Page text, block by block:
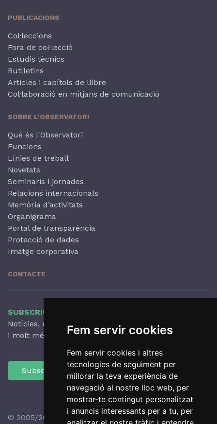
Fem servir cookies
Fem servir cookies i altres
tecnologies de seguiment per
millorar la teva experiència de
navegació al nostre lloc web, per
mostrar-te contingut personalitzat
i anuncis interessants per a tu, per
PUBLICACIONS
Col·leccions
Fora de col·lecció
Estudis tècnics
Butlletins
Articles i capítols de llibre
Col·laboració en mitjans de comunicació
SOBRE L'OBSERVATORI
Què és l'Observatori
Funcions
Línies de treball
Novetats
Seminaris i jornades
Relacions internacionals
Memòria d’activitats
Organigrama
Portal de transparència
Protecció de dades
Imatge corporativa
CONTACTE
SUBSCRIU-TE AL NOSTRE BUTLLETÍ
Notícies, novetats destacades, articles, activitats
i molt més, amb periodicitat trimestral.
Subscriu-te
© 2005/2026 Observatori del Paisatge de Catalunya